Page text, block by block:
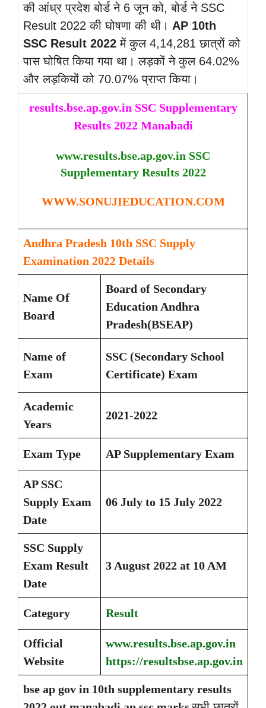
की आंध्र प्रदेश बोर्ड ने 6 जून को, बोर्ड ने SSC
Result 2022 की घोषणा की थी। AP 10th
SSC Result 2022 में कुल 4,14,281 छात्रों को
पास घोषित किया गया था। लड़कों ने कुल 64.02%
और लड़कियों को 70.07% प्राप्त किया।
results.bse.ap.gov.in SSC Supplementary
Results 2022 Manabadi
www.results.bse.ap.gov.in SSC
Supplementary Results 2022
WWW.SONUJIEDUCATION.COM
Andhra Pradesh 10th SSC Supply
Examination 2022 Details
Name Of
Board
Board of Secondary
Education Andhra
Pradesh(BSEAP)
Name of
Exam
SSC (Secondary School
Certificate) Exam
Academic
Years
2021-2022
Exam Type AP Supplementary Exam
AP SSC
Supply Exam
Date
06 July to 15 July 2022
SSC Supply
Exam Result
Date
3 August 2022 at 10 AM
Category Result
Official
Website
www.results.bse.ap.gov.in
https://resultsbse.ap.gov.in
bse ap gov in 10th supplementary results